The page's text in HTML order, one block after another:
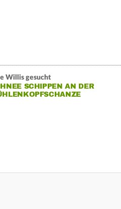
Willis gesucht
SCHIPPEN AN DER